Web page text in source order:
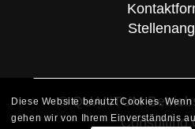
© QUANTUM
Consulting
Diese Website benutzt Cookies.
gehen wir von Ihrem Einverständnis